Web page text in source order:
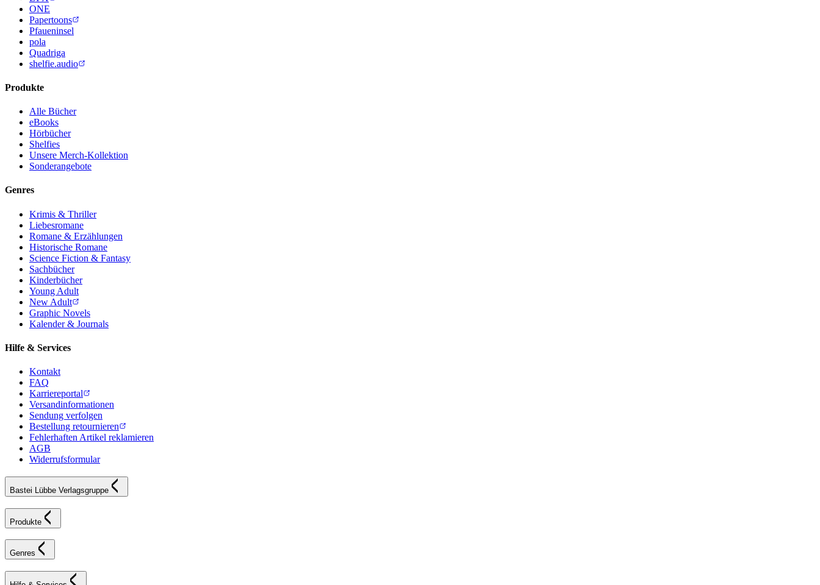
ONE
Papertoons
Pfaueninsel
pola
Quadriga
shelfie.audio
Produkte
Alle Bücher
eBooks
Hörbücher
Shelfies
Unsere Merch-Kollektion
Sonderangebote
Genres
Krimis & Thriller
Liebesromane
Romane & Erzählungen
Historische Romane
Science Fiction & Fantasy
Sachbücher
Kinderbücher
Young Adult
New Adult
Graphic Novels
Kalender & Journals
Hilfe & Services
Kontakt
FAQ
Karriereportal
Versandinformationen
Sendung verfolgen
Bestellung retournieren
Fehlerhaften Artikel reklamieren
AGB
Widerrufsformular
Bastei Lübbe Verlagsgruppe
Produkte
Genres